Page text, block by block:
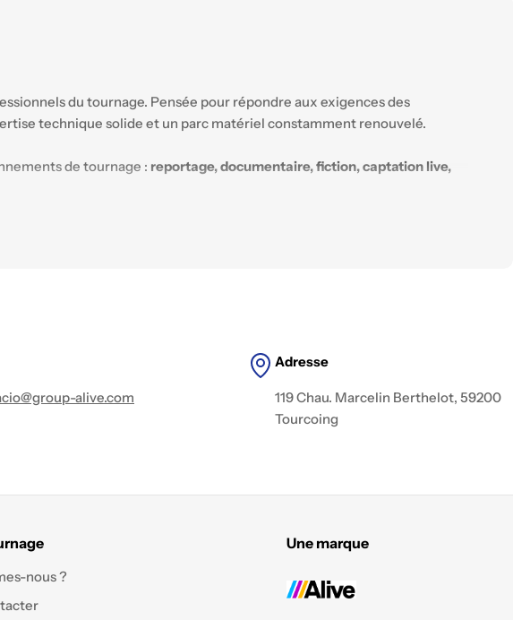
du tournage. Pensée pour répondre aux exigences des
technique solide et un parc matériel constamment renouvelé.
de tournage : reportage, documentaire, fiction, captation live,
alive.com
Adresse
119 Chau. Marcelin Berthelot, 59200
Tourcoing
nous ?
Une marque